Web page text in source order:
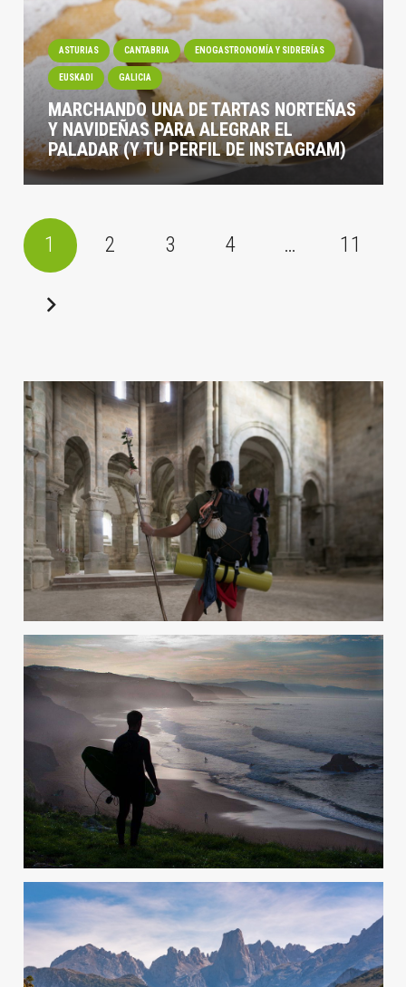
ASTURIAS CANTABRIA ENOGASTRONOMÍA Y SIDRERÍAS
EUSKADI GALICIA
MARCHANDO UNA DE TARTAS NORTEÑAS
Y NAVIDEÑAS PARA ALEGRAR EL
PALADAR (Y TU PERFIL DE INSTAGRAM)
1 2 3 4 … 11